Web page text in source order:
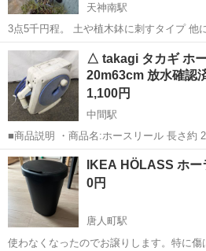
天神南駅
3点5千円程。 土や植木鉢に刺すタイプ 他にもガーデニング用品出して
るので まとめてだと助かりますあ
福岡 福岡市 家庭用品
△ takagi タカギ ホ
20m63cm 放水確認
1,100円
中間駅
■商品説明 ・商品名:ホースリール 長さ約 20m63cm
takagi タカギ ・ホースの長さ：約 20m63cm ※実測の為、数値は前後
します。 ・付属品：接続ホース ※写真
福岡 中間市 中間駅
IKEA HÖLASS ホ
0円
唐人町駅
使わなくなったのでお譲りします。特に傷